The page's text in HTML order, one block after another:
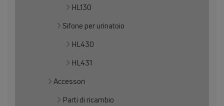
HL130
Sifone per urinatoio
HL430
HL431
Accessori
Parti di ricambio